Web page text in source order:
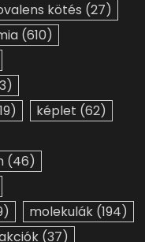
kötés (27)
(610)
képlet (62)
(46)
molekulák (194)
(37)